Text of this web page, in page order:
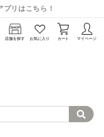
プリはこちら！
店舗を探す お気に入り カート マイページ